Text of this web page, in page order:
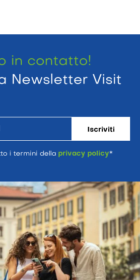
in contatto!
Newsletter Visit
i termini della privacy policy*